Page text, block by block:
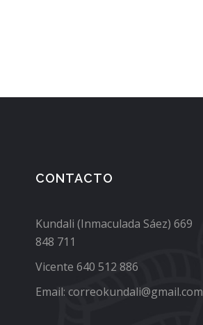
CONTACTO
Kundali (Inmaculada Sáez) 669
848 711
Vicente 640 512 886
Email: correokundali@gmail.com